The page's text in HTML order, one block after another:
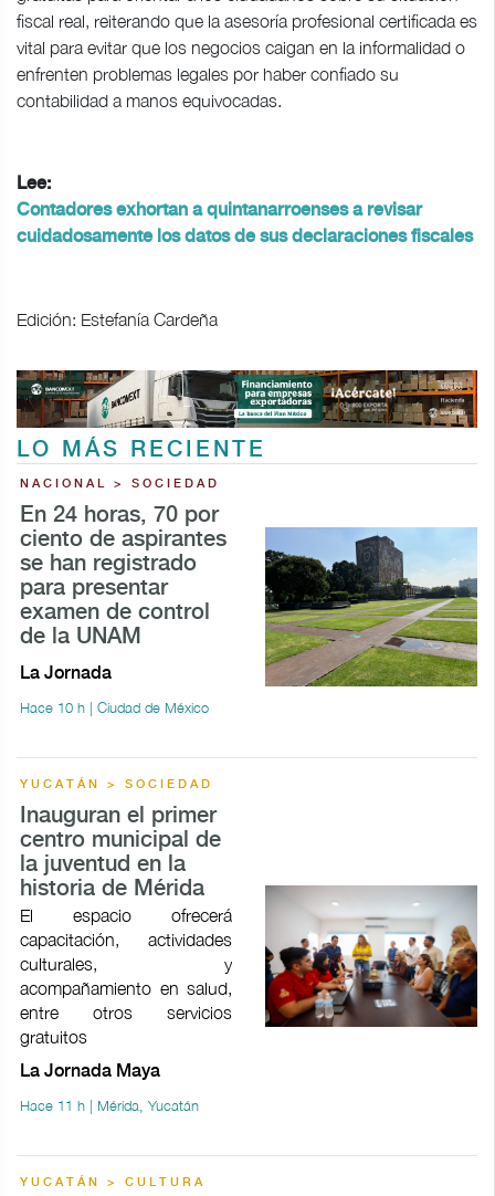
fiscal real, reiterando que la asesoría profesional certificada es
vital para evitar que los negocios caigan en la informalidad o
enfrenten problemas legales por haber confiado su
contabilidad a manos equivocadas.
Lee:
Contadores exhortan a quintanarroenses a revisar
cuidadosamente los datos de sus declaraciones fiscales
Edición: Estefanía Cardeña
LO MÁS RECIENTE
NACIONAL > SOCIEDAD
En 24 horas, 70 por
ciento de aspirantes
se han registrado
para presentar
examen de control
de la UNAM
La Jornada
Hace 10 h | Ciudad de México
YUCATÁN > SOCIEDAD
Inauguran el primer
centro municipal de
la juventud en la
historia de Mérida
El espacio ofrecerá
capacitación, actividades
culturales, y
acompañamiento en salud,
entre otros servicios
gratuitos
La Jornada Maya
Hace 11 h | Mérida, Yucatán
YUCATÁN > CULTURA